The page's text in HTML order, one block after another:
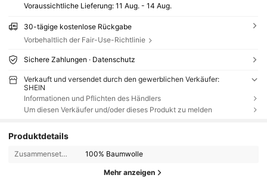
Voraussichtliche Lieferung: 11 Aug. - 14 Aug.
30-tägige kostenlose Rückgabe
Vorbehaltlich der Fair-Use-Richtlinie
Sichere Zahlungen · Datenschutz
Verkauft und versendet durch den gewerblichen Verkäufer:
SHEIN
Informationen und Pflichten des Händlers
Um diesen Verkäufer und/oder dieses Produkt zu melden
Produktdetails
Zusammensetzung: 100% Baumwolle
Mehr anzeigen